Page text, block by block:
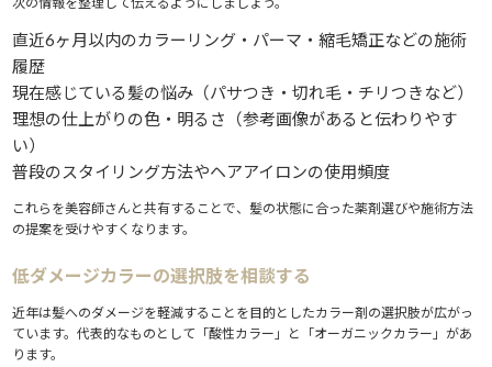
直近6ヶ月以内のカラーリング・パーマ・縮毛矯正などの施術
履歴
現在感じている髪の悩み（パサつき・切れ毛・チリつきなど）
理想の仕上がりの色・明るさ（参考画像があると伝わりやす
い）
普段のスタイリング方法やヘアアイロンの使用頻度
これらを美容師さんと共有することで、髪の状態に合った薬剤選びや施術方法
の提案を受けやすくなります。
低ダメージカラーの選択肢を相談する
近年は髪へのダメージを軽減することを目的としたカラー剤の選択肢が広がっ
ています。代表的なものとして「酸性カラー」と「オーガニックカラー」があ
ります。